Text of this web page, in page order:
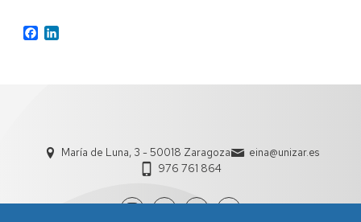
Facebook
María de Luna, 3 - 50018 Zaragoza
eina@unizar.es
976 761 864